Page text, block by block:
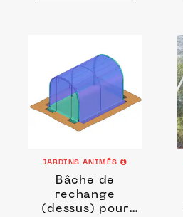
JARDINS ANIMÉS
Bâche de
rechange
(dessus) pour